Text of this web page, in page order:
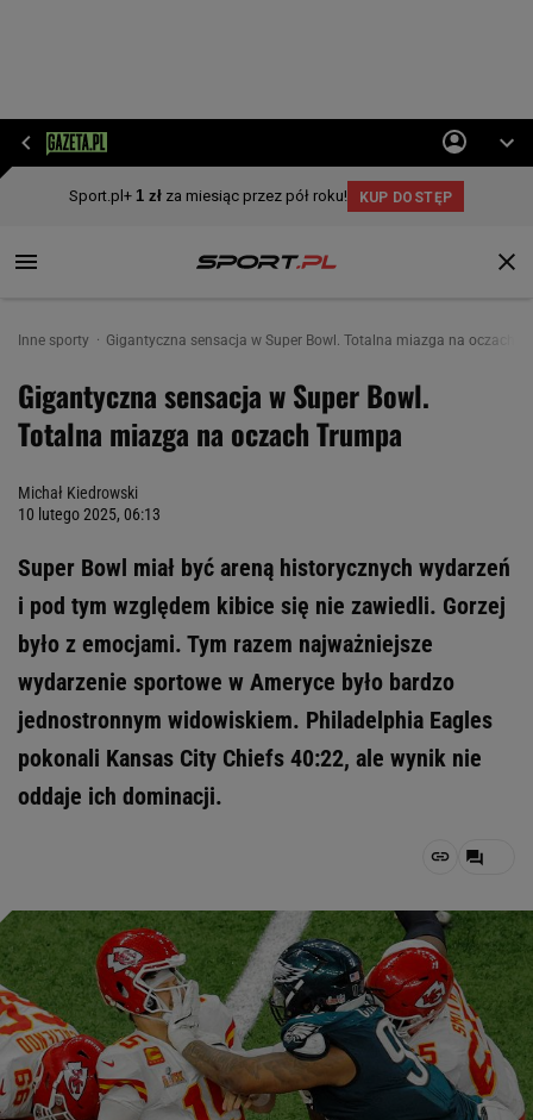
Inne sporty Gigantyczna sensacja w Super Bowl. Totalna miazga na oczach
Gigantyczna sensacja w Super Bowl.
Totalna miazga na oczach Trumpa
Michał Kiedrowski
10 lutego 2025, 06:13
Super Bowl miał być areną historycznych wydarzeń
i pod tym względem kibice się nie zawiedli. Gorzej
było z emocjami. Tym razem najważniejsze
wydarzenie sportowe w Ameryce było bardzo
jednostronnym widowiskiem. Philadelphia Eagles
pokonali Kansas City Chiefs 40:22, ale wynik nie
oddaje ich dominacji.